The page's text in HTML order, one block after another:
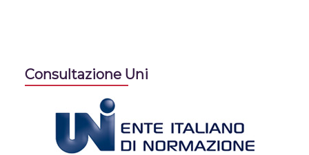
Consultazione Uni